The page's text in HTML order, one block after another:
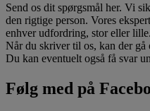
Send os dit spørgsmål her. Vi
den rigtige person. Vores
enhver udfordring, stor eller lille.
Når du skriver til os, kan der gå
Du kan eventuelt også få svar
Følg med på